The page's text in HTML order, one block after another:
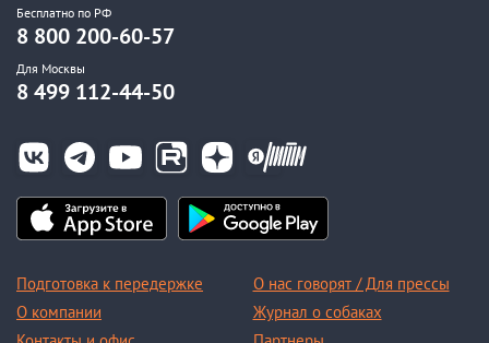
Бесплатно по РФ
8 800 200-60-57
Для Москвы
8 499 112-44-50
Подготовка к передержке
О компании
О нас говорят / Для прессы
Журнал о собаках